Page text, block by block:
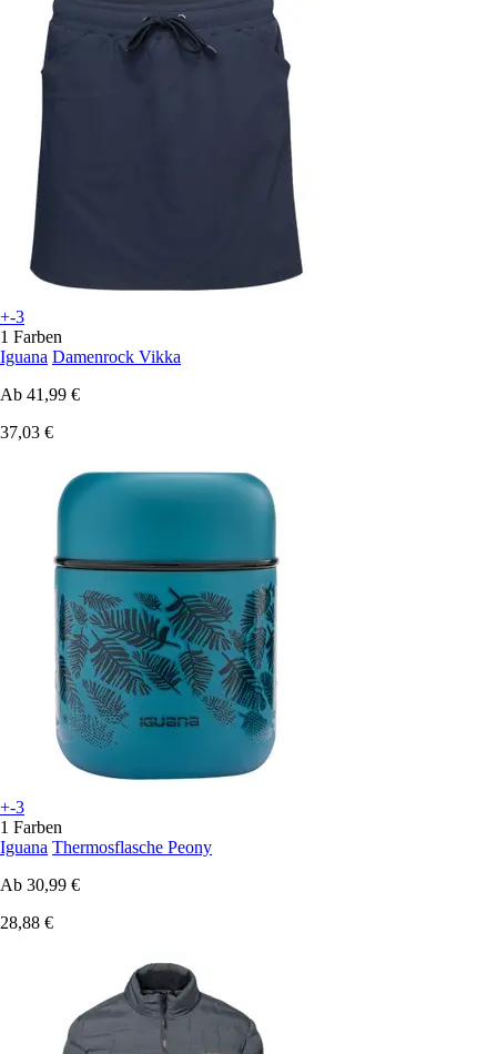
+-3
1 Farben
Iguana Damenrock Vikka
Ab 41,99 €
37,03 €
+-3
1 Farben
Iguana Thermosflasche Peony
Ab 30,99 €
28,88 €